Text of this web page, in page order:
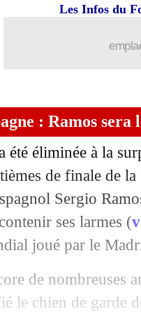
Les Infos du
: Ramos sera
été éliminée à la
de finale de
Sergio
ses larmes (
joué par le
de nombreuses
le chien de garde
de l'Atalanta
arrive à Arsenal
coupe de
valide
se compare à
Laxalt
dénonce l'attitude
à son